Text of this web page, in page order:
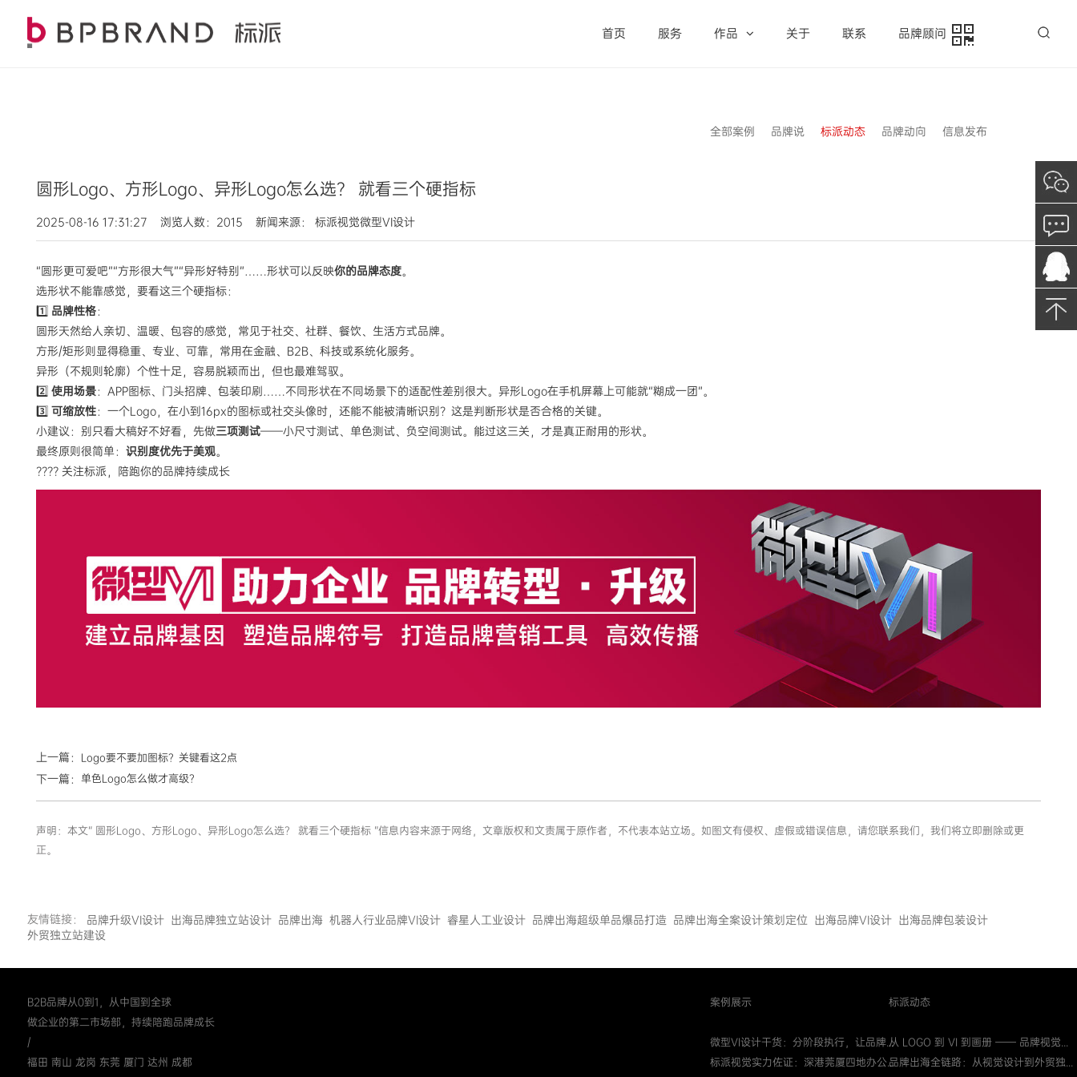
首页 服务 作品 关于 联系 品牌顾问
全部案例 品牌说 标派动态 品牌动向 信息发布
圆形Logo、方形Logo、异形Logo怎么选？ 就看三个硬指标
2025-08-16 17:31:27 浏览人数：2015 新闻来源： 标派视觉微型VI设计
“圆形更可爱吧”“方形很大气”“异形好特别”……形状可以反映你的品牌态度。
选形状不能靠感觉，要看这三个硬指标：
1️⃣ 品牌性格：
圆形天然给人亲切、温暖、包容的感觉，常见于社交、社群、餐饮、生活方式品牌。
方形/矩形则显得稳重、专业、可靠，常用在金融、B2B、科技或系统化服务。
异形（不规则轮廓）个性十足，容易脱颖而出，但也最难驾驭。
2️⃣ 使用场景：APP图标、门头招牌、包装印刷……不同形状在不同场景下的适配性差别很大。异形Logo在手机屏幕上可能就“糊成一团”。
3️⃣ 可缩放性：一个Logo，在小到16px的图标或社交头像时，还能不能被清晰识别？这是判断形状是否合格的关键。
小建议：别只看大稿好不好看，先做三项测试——小尺寸测试、单色测试、负空间测试。能过这三关，才是真正耐用的形状。
最终原则很简单： 识别度优先于美观。
???? 关注标派，陪跑你的品牌持续成长
上一篇： Logo要不要加图标？关键看这2点
下一篇： 单色Logo怎么做才高级？
声明：本文“ 圆形Logo、方形Logo、异形Logo怎么选？ 就看三个硬指标 ”信息内容来源于网络，文章版权和文责属于原作者，不代表本站立场。如图文有侵权、虚假或错误信息，请您联系我们，我们将立即删除或更
正。
友情链接： 品牌升级VI设计 出海品牌独立站设计 品牌出海 机器人行业品牌VI设计 睿星人工业设计 品牌出海超级单品爆品打造 品牌出海全案设计策划定位 出海品牌VI设计 出海品牌包装设计
外贸独立站建设
B2B品牌从0到1，从中国到全球
做企业的第二市场部，持续陪跑品牌成长
/
福田 南山 龙岗 东莞 厦门 达州 成都
案例展示
微型VI设计干货：分阶段执行，让品牌...
标派视觉实力佐证：深港莞厦四地办公...
标派动态
从 LOGO 到 VI 到画册 —— 品牌视觉...
品牌出海全链路：从视觉设计到外贸独...